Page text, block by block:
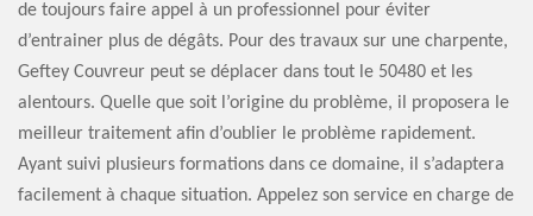
de toujours faire appel à un professionnel pour éviter
d’entrainer plus de dégâts. Pour des travaux sur une charpente,
Geftey Couvreur peut se déplacer dans tout le 50480 et les
alentours. Quelle que soit l’origine du problème, il proposera le
meilleur traitement afin d’oublier le problème rapidement.
Ayant suivi plusieurs formations dans ce domaine, il s’adaptera
facilement à chaque situation. Appelez son service en charge de